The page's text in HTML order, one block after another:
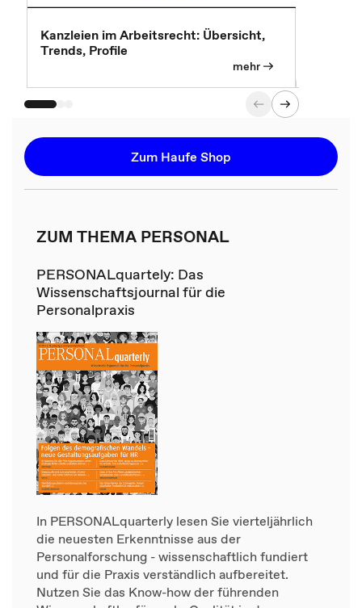
Kanzleien im Arbeitsrecht: Übersicht,
Trends, Profile
mehr
Zum Haufe Shop
ZUM THEMA PERSONAL
PERSONALquartely: Das
Wissenschaftsjournal für die
Personalpraxis
In PERSONALquarterly lesen Sie vierteljährlich
die neuesten Erkenntnisse aus der
Personalforschung - wissenschaftlich fundiert
und für die Praxis verständlich aufbereitet.
Nutzen Sie das Know-how der führenden